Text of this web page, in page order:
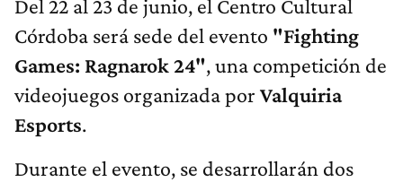
Del 22 al 23 de junio, el Centro Cultural
Córdoba será sede del evento "Fighting
Games: Ragnarok 24", una competición de
videojuegos organizada por Valquiria
Esports.
Durante el evento, se desarrollarán dos